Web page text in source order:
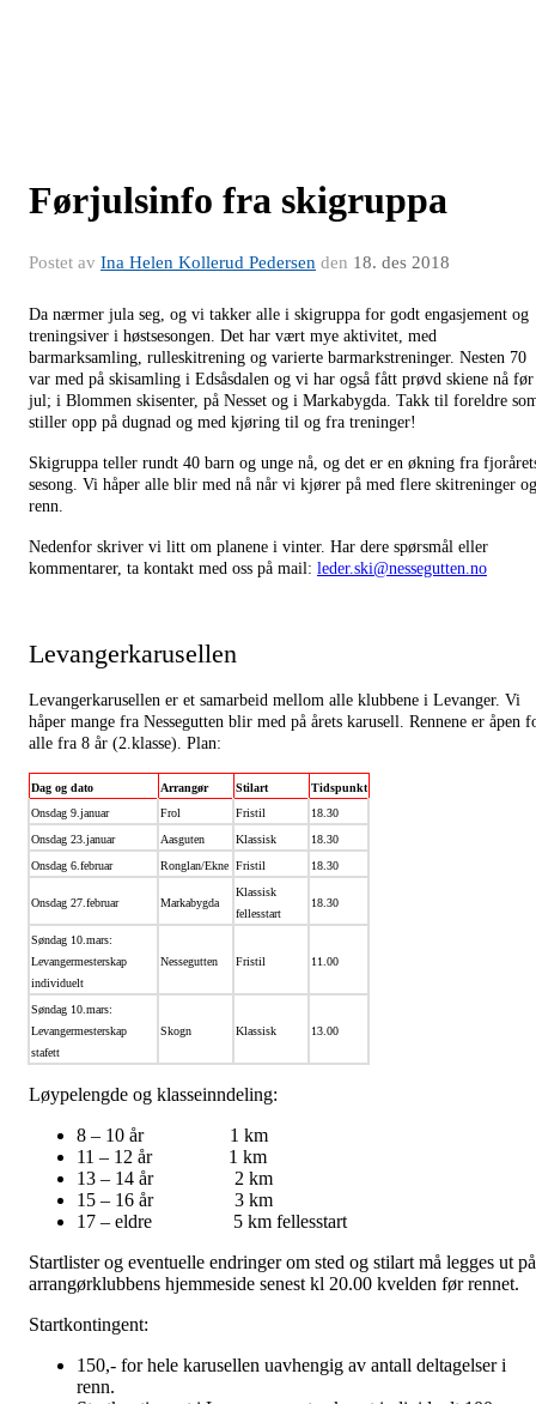
Førjulsinfo fra skigruppa
Postet av Ina Helen Kollerud Pedersen den 18. des 2018
Da nærmer jula seg, og vi takker alle i skigruppa for godt engasjement og
treningsiver i høstsesongen. Det har vært mye aktivitet, med
barmarksamling, rulleskitrening og varierte barmarkstreninger. Nesten 70
var med på skisamling i Edsåsdalen og vi har også fått prøvd skiene nå før
jul; i Blommen skisenter, på Nesset og i Markabygda. Takk til foreldre
stiller opp på dugnad og med kjøring til og fra treninger!
Skigruppa teller rundt 40 barn og unge nå, og det er en økning fra
sesong. Vi håper alle blir med nå når vi kjører på med flere skitreninger og
renn.
Nedenfor skriver vi litt om planene i vinter. Har dere spørsmål eller
kommentarer, ta kontakt med oss på mail: leder.ski@nessegutten.no
Levangerkarusellen
Levangerkarusellen er et samarbeid mellom alle klubbene i Levanger. Vi
håper mange fra Nessegutten blir med på årets karusell. Rennene er åpen
alle fra 8 år (2.klasse). Plan:
Dag og dato Arrangør Stilart
Tidspunkt
Onsdag 9.januar
Frol Fristil
18.30
Onsdag 23.januar
Aasguten Klassisk
18.30
Onsdag 6.februar
Ronglan/Ekne Fristil 18.30
Onsdag 27.februar Markabygda
Klassisk
fellesstart
18.30
Søndag 10.mars:
Levangermesterskap
individuelt
Nessegutten Fristil 11.00
Søndag 10.mars:
Levangermesterskap
stafett
Skogn Klassisk 13.00
Løypelengde og klasseinndeling:
8 – 10 år 1 km
11 – 12 år 1 km
13 – 14 år 2 km
15 – 16 år 3 km
17 – eldre 5 km fellesstart
Startlister og eventuelle endringer om sted og stilart må legges ut på
arrangørklubbens hjemmeside senest kl 20.00 kvelden før rennet.
Startkontingent:
150,- for hele karusellen uavhengig av antall deltagelser i
renn.